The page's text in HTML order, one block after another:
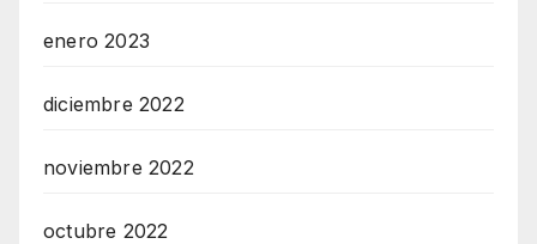
enero 2023
diciembre 2022
noviembre 2022
octubre 2022